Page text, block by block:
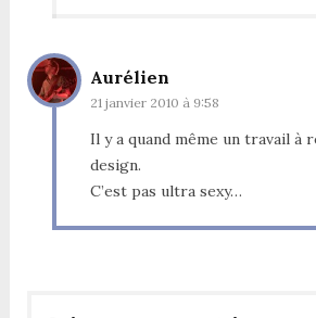
Aurélien
21 janvier 2010 à 9:58
Il y a quand même un travail à
design.
C’est pas ultra sexy…